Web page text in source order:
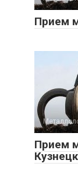
Прием
Прием